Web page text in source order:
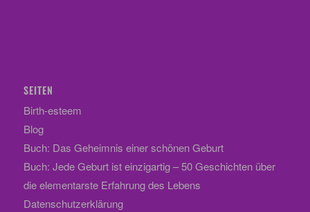
SEITEN
Birth-esteem
Blog
Buch: Das Geheimnis einer schönen Geburt
Buch: Jede Geburt ist einzigartig – 50 Geschichten über
die elementarste Erfahrung des Lebens
Datenschutzerklärung